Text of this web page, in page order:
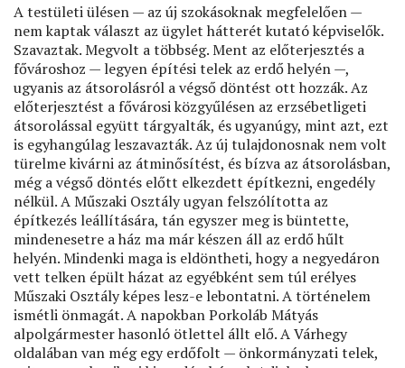
A testületi ülésen — az új szokásoknak megfelelően —
nem kaptak választ az ügylet hátterét kutató képviselők.
Szavaztak. Megvolt a többség. Ment az előterjesztés a
fővároshoz — legyen építési telek az erdő helyén —,
ugyanis az átsorolásról a végső döntést ott hozzák. Az
előterjesztést a fővárosi közgyűlésen az erzsébetligeti
átsorolással együtt tárgyalták, és ugyanúgy, mint azt, ezt
is egyhangúlag leszavazták. Az új tulajdonosnak nem volt
türelme kivárni az átminősítést, és bízva az átsorolásban,
még a végső döntés előtt elkezdett építkezni, engedély
nélkül. A Műszaki Osztály ugyan felszólította az
építkezés leállítására, tán egyszer meg is büntette,
mindenesetre a ház ma már készen áll az erdő hűlt
helyén. Mindenki maga is eldöntheti, hogy a negyedáron
vett telken épült házat az egyébként sem túl erélyes
Műszaki Osztály képes lesz-e lebontatni. A történelem
ismétli önmagát. A napokban Porkoláb Mátyás
alpolgármester hasonló ötlettel állt elő. A Várhegy
oldalában van még egy erdőfolt — önkormányzati telek,